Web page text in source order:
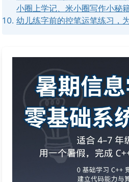
小圈上学记、米小圈写作小秘籍
幼儿练字前的控笔运笔练习，